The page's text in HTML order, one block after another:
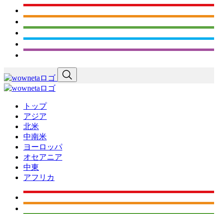
トップ
アジア
北米
中南米
ヨーロッパ
オセアニア
中東
アフリカ